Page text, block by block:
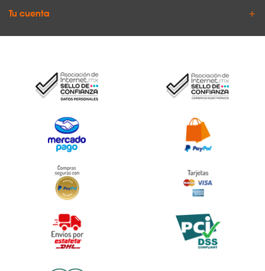
Tu cuenta